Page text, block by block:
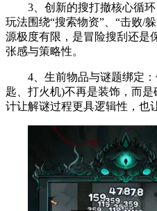
3、创新的搜打撤核心循环
玩法围绕“搜索物资”、“击败/
源极度有限，是冒险搜刮还是
张感与策略性。
4、生前物品与谜题绑定：
匙、打火机)不再是装饰，而
计让解谜过程更具逻辑性，也